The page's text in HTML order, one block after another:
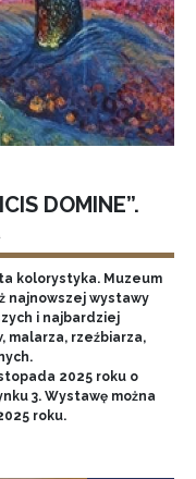
DOMINE”.
kolorystyka. Muzeum
najnowszej wystawy
i najbardziej
malarza, rzeźbiarza,
2025 roku o
3. Wystawę można
roku.